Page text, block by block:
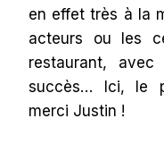
en effet très à la
acteurs ou les
restaurant,
succès… Ici, le
merci Justin !